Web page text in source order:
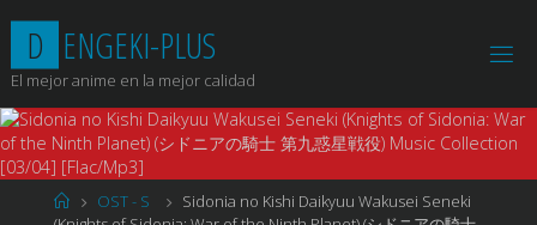
contenido
D ENGEKI-PLUS
El mejor anime en la mejor calidad
PáginaOST - S
Sidonia no Kishi Daikyuu Wakusei Seneki